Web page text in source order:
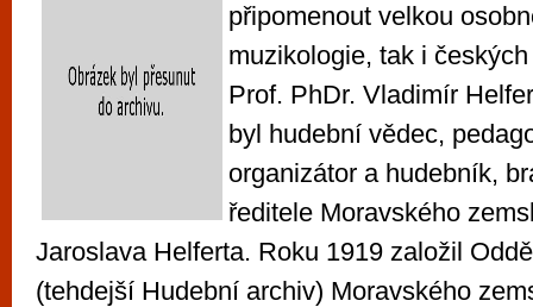
připomenout velkou
muzikologie, tak i
Prof. PhDr. Vladimír
byl hudební vědec,
organizátor a hudebník,
ředitele Moravského
Jaroslava Helferta. Roku 1919 založil
(tehdejší Hudební archiv) Moravského